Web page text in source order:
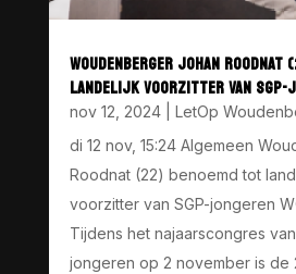
WOUDENBERGER JOHAN
LANDELIJK VOORZITTER VAN SGP-
nov 12, 2024| LetOp
di 12 nov, 15:24 Algemeen
Roodnat (22) benoemd tot
voorzitter van SGP-jongeren
Tijdens het najaarscongres
jongeren op 2 november is de